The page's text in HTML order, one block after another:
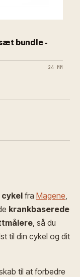
bundle -
24 MM
fra Magene
krankbaserede
, så du
til din cykel og dit
til at forbedre